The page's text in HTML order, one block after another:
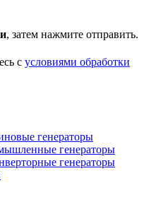
, затем нажмите отправить.
с условиями обработки
генераторы
генераторы
генераторы